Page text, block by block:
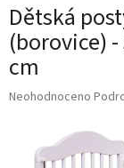
Dětská
(borovice)
cm
Průměrné
Neohodnoceno